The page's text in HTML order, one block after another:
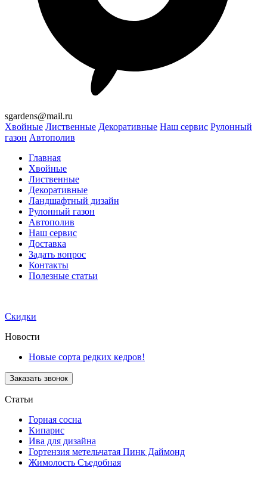
sgardens@mail.ru
Хвойные Лиственные Декоративные Наш сервис Рулонный
газон Автополив
Главная
Хвойные
Лиственные
Декоративные
Ландшафтный дизайн
Рулонный газон
Автополив
Наш сервис
Доставка
Задать вопрос
Контакты
Полезные статьи
Скидки
Новости
Новые сорта редких кедров!
Статьи
Горная сосна
Кипарис
Ива для дизайна
Гортензия метельчатая Пинк Даймонд
Жимолость Съедобная